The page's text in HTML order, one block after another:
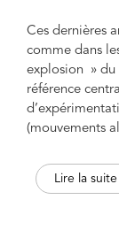
Ces dernières
comme dans
explosion » du
référence
(mouvements
vitesse rare
Lire la suite